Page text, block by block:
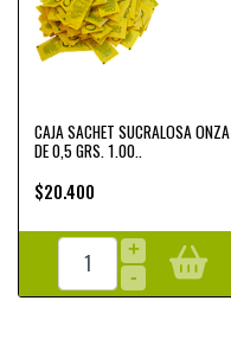
CAJA SACHET SUCRALOSA ONZA
DE 0,5 GRS. 1.00..
$20.400
+
-